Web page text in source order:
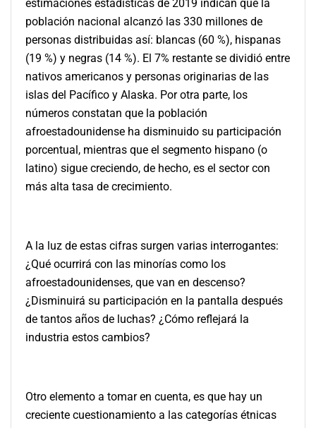
estimaciones estadísticas de 2019 indican que la
población nacional alcanzó las 330 millones de
personas distribuidas así: blancas (60 %), hispanas
(19 %) y negras (14 %). El 7% restante se dividió entre
nativos americanos y personas originarias de las
islas del Pacífico y Alaska. Por otra parte, los
números constatan que la población
afroestadounidense ha disminuido su participación
porcentual, mientras que el segmento hispano (o
latino) sigue creciendo, de hecho, es el sector con
más alta tasa de crecimiento.
A la luz de estas cifras surgen varias interrogantes:
¿Qué ocurrirá con las minorías como los
afroestadounidenses, que van en descenso?
¿Disminuirá su participación en la pantalla después
de tantos años de luchas? ¿Cómo reflejará la
industria estos cambios?
Otro elemento a tomar en cuenta, es que hay un
creciente cuestionamiento a las categorías étnicas